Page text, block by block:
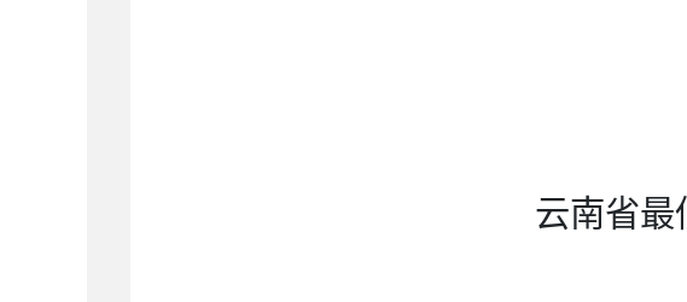
云南省最